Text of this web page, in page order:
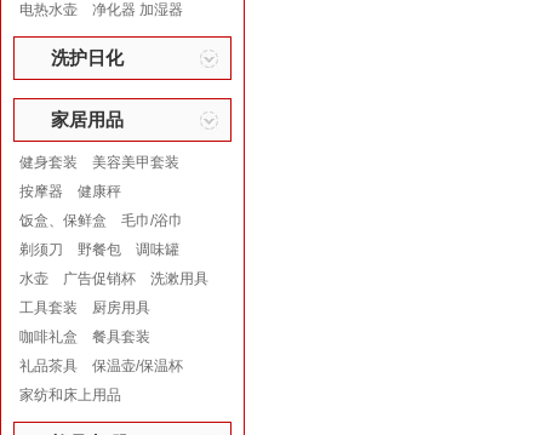
电热水壶
净化器 加湿器
洗护日化
家居用品
健身套装
美容美甲套装
按摩器
健康秤
饭盒、保鲜盒
毛巾/浴巾
剃须刀
野餐包
调味罐
水壶
广告促销杯
洗漱用具
工具套装
厨房用具
咖啡礼盒
餐具套装
礼品茶具
保温壶/保温杯
家纺和床上用品